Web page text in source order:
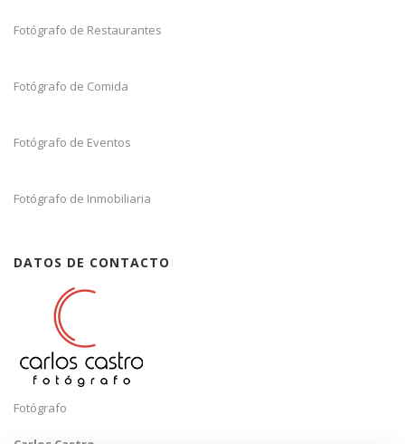
Fotógrafo de Restaurantes
Fotógrafo de Comida
Fotógrafo de Eventos
Fotógrafo de Inmobiliaria
DATOS DE CONTACTO
Fotógrafo